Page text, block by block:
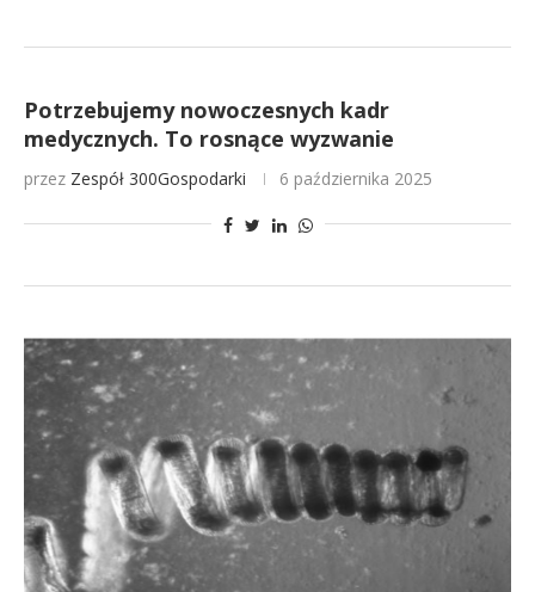
Potrzebujemy nowoczesnych kadr
medycznych. To rosnące wyzwanie
przez Zespół 300Gospodarki 6 października 2025